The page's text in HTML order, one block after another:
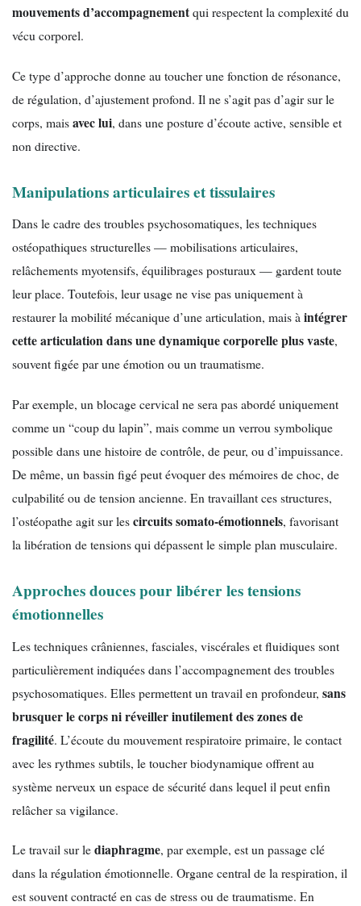
mouvements d’accompagnementqui respectent la complexité du
vécu corporel.
Ce type d’approche donne au toucher une fonction de résonance,
de régulation, d’ajustement profond. Il ne s’agit pas d’agir sur le
corps, maisavec lui, dans une posture d’écoute active, sensible et
non directive.
Manipulations articulaires et tissulaires
Dans le cadre des troubles psychosomatiques, les techniques
ostéopathiques structurelles — mobilisations articulaires,
relâchements myotensifs, équilibrages posturaux — gardent toute
leur place. Toutefois, leur usage ne vise pas uniquement à
restaurer la mobilité mécanique d’une articulation, mais àintégrer
cette articulation dans une dynamique corporelle plus vaste,
souvent figée par une émotion ou un traumatisme.
Par exemple, un blocage cervical ne sera pas abordé uniquement
comme un “coup du lapin”, mais comme un verrou symbolique
possible dans une histoire de contrôle, de peur, ou d’impuissance.
De même, un bassin figé peut évoquer des mémoires de choc, de
culpabilité ou de tension ancienne. En travaillant ces structures,
l’ostéopathe agit sur lescircuits somato-émotionnels, favorisant
la libération de tensions qui dépassent le simple plan musculaire.
Approches douces pour libérer les tensions
émotionnelles
Les techniques crâniennes, fasciales, viscérales et fluidiques sont
particulièrement indiquées dans l’accompagnement des troubles
psychosomatiques. Elles permettent un travail en profondeur, sans
brusquer le corps ni réveiller inutilement des zones de
fragilité. L’écoute du mouvement respiratoire primaire, le contact
avec les rythmes subtils, le toucher biodynamique offrent au
système nerveux un espace de sécurité dans lequel il peut enfin
relâcher sa vigilance.
Le travail sur lediaphragme, par exemple, est un passage clé
dans la régulation émotionnelle. Organe central de la respiration, il
est souvent contracté en cas de stress ou de traumatisme. En